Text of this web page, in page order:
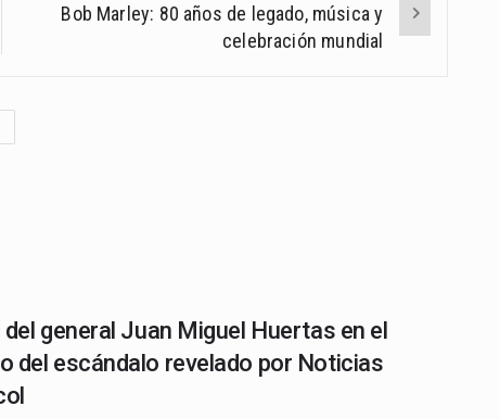
Bob Marley: 80 años de legado, música y
celebración mundial
del general Juan Miguel Huertas en el
del escándalo revelado por Noticias